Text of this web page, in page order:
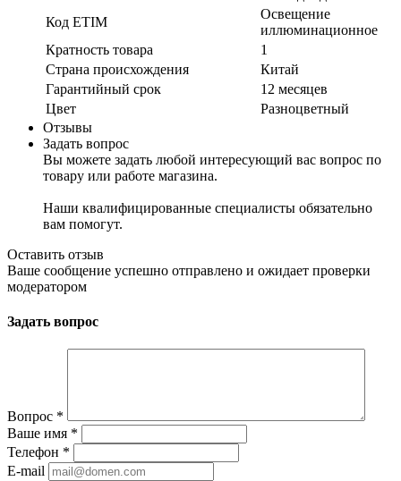
Код ETIM
Освещение
иллюминационное
Кратность товара
1
Страна происхождения
Китай
Гарантийный срок
12 месяцев
Цвет
Разноцветный
Отзывы
Задать вопрос
Вы можете задать любой интересующий вас вопрос по
товару или работе магазина.
Наши квалифицированные специалисты обязательно
вам помогут.
Оставить отзыв
Ваше сообщение успешно отправлено и ожидает проверки
модератором
Задать вопрос
Вопрос *
Ваше имя *
Телефон *
E-mail